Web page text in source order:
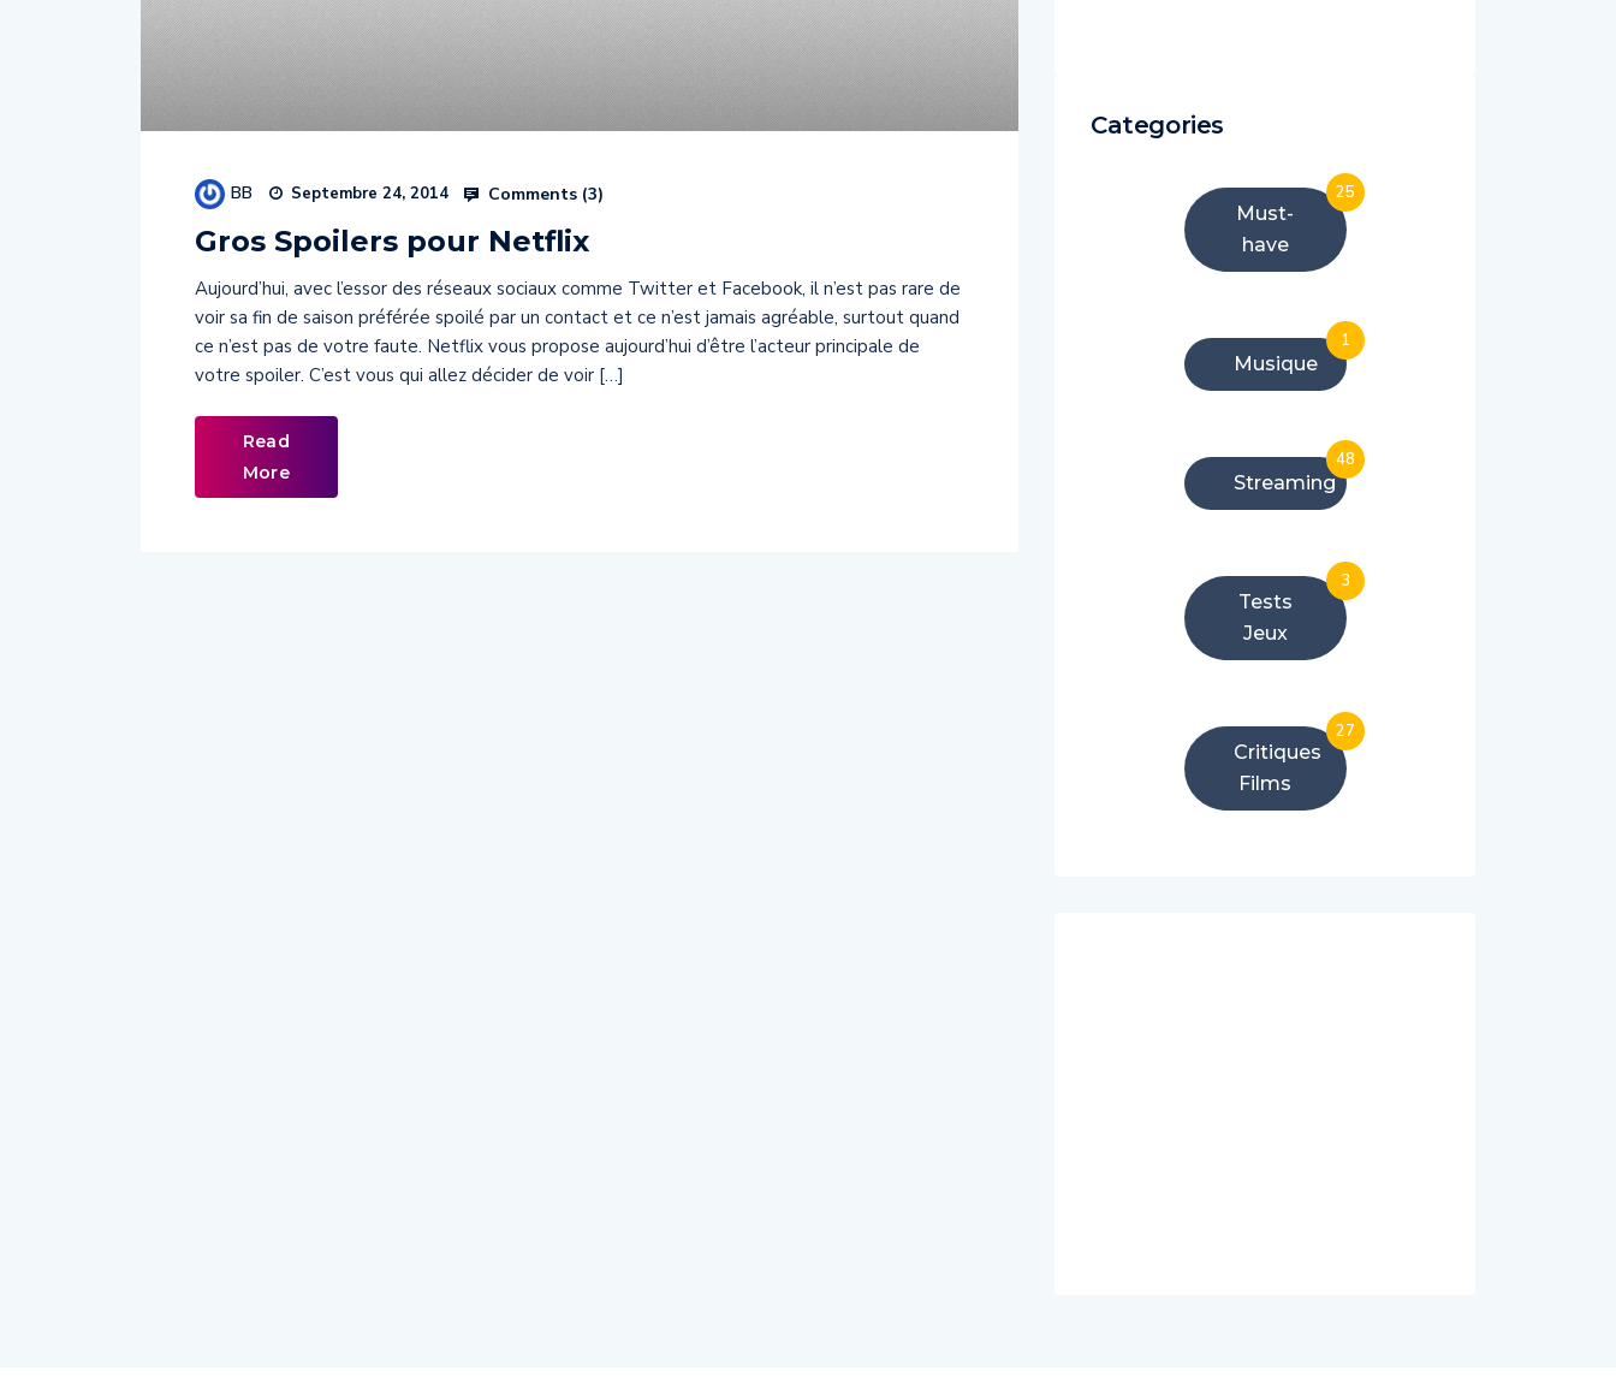
BB Septembre 24, 2014 Comments (3)
Gros Spoilers pour Netflix
Aujourd’hui, avec l’essor des réseaux sociaux comme Twitter et Facebook, il n’est pas rare de
voir sa fin de saison préférée spoilé par un contact et ce n’est jamais agréable, surtout quand
ce n’est pas de votre faute. Netflix vous propose aujourd’hui d’être l’acteur principale de
votre spoiler. C’est vous qui allez décider de voir […]
Read
More
Categories
Must-
have
25
Musique
1
Streaming
48
Tests
Jeux
3
Critiques
Films
27